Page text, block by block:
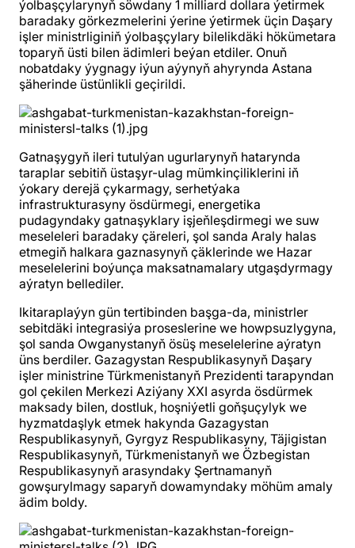
ýolbaşçylarynyň söwdany 1 milliard dollara ýetirmek
baradaky görkezmelerini ýerine ýetirmek üçin Daşary
işler ministrliginiň ýolbaşçylary bilelikdäki hökümetara
toparyň üsti bilen ädimleri beýan etdiler. Onuň
nobatdaky ýygnagy iýun aýynyň ahyrynda Astana
şäherinde üstünlikli geçirildi.
Gatnaşygyň ileri tutulýan ugurlarynyň hatarynda
taraplar sebitiň üstaşyr-ulag mümkinçiliklerini iň
ýokary derejä çykarmagy, serhetýaka
infrastrukturasyny ösdürmegi, energetika
pudagyndaky gatnaşyklary işjeňleşdirmegi we suw
meseleleri baradaky çäreleri, şol sanda Araly halas
etmegiň halkara gaznasynyň çäklerinde we Hazar
meselelerini boýunça maksatnamalary utgaşdyrmagy
aýratyn bellediler.
Ikitaraplaýyn gün tertibinden başga-da, ministrler
sebitdäki integrasiýa proseslerine we howpsuzlygyna,
şol sanda Owganystanyň ösüş meselelerine aýratyn
üns berdiler. Gazagystan Respublikasynyň Daşary
işler ministrine Türkmenistanyň Prezidenti tarapyndan
gol çekilen Merkezi Aziýany XXI asyrda ösdürmek
maksady bilen, dostluk, hoşniýetli goňşuçylyk we
hyzmatdaşlyk etmek hakynda Gazagystan
Respublikasynyň, Gyrgyz Respublikasyny, Täjigistan
Respublikasynyň, Türkmenistanyň we Özbegistan
Respublikasynyň arasyndaky Şertnamanyň
gowşurylmagy saparyň dowamyndaky möhüm amaly
ädim boldy.